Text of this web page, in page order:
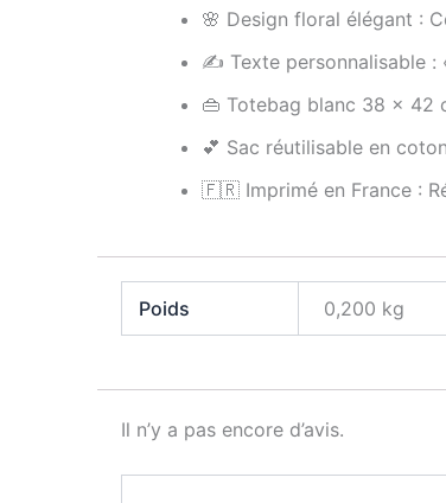
🌸 Design floral élégant :
✍️ Texte personnalisable :
👜 Totebag blanc 38 x 42
💕 Sac réutilisable en
🇫🇷 Imprimé en France :
Poids 0,200 kg
Il n’y a pas encore d’avis.